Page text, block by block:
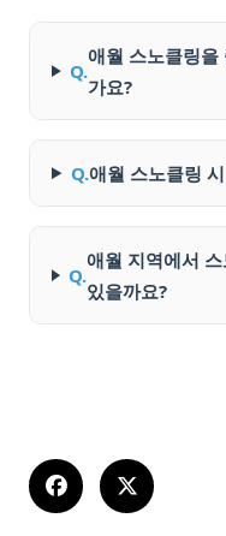
Q.
애월 스노클링을
가요?
Q.애월 스노클링
Q.
애월 지역에서
있을까요?